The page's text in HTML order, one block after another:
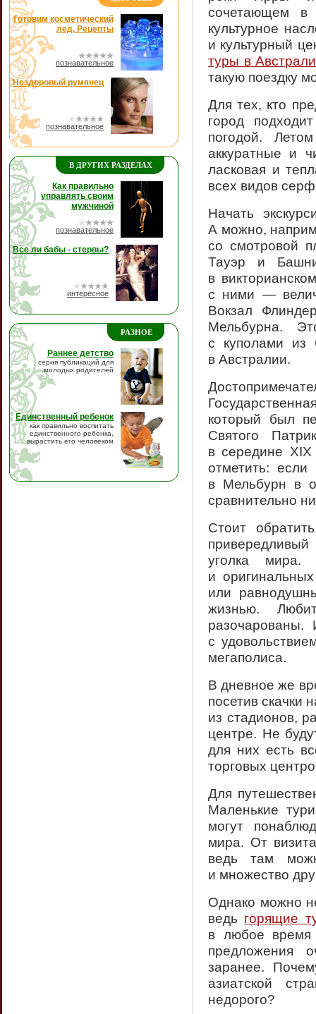
Готовим косметический
лед. Рецепты
познавательное
Нездоровый румянец
познавательное
В ДРУГИХ РАЗДЕЛАХ
Как правильно
управлять своим
мужчиной
познавательное
Все ли бабы - стервы?
интересное
РАЗНОЕ
Раннее детство
серия публикаций для
молодых родителей
Единственный ребенок
как правильно воспитать
единственного ребенка,
вырастить его человеком
сочетающем в
культурное
и культурный
туры в
такую поездку
Для тех, кто
город
погодой.
аккуратные и
ласковая и
всех видов
Начать
А можно,
со смотровой
Тауэр и
в
с ними —
Вокзал
Мельбурна.
с куполами из
в Австралии.
который был
Святого
в середине
отметить:
в Мельбурн в
сравнительно
Стоит
уголка мира.
и
или
жизнью.
с
мегаполиса.
В дневное же
посетив скачки
из стадионов,
центре. Не
для них есть
торговых
Для
Маленькие
могут
мира. От
ведь там
и множество
Однако можно
ведь горящие
в любое время
предложения
заранее.
азиатской
недорого?